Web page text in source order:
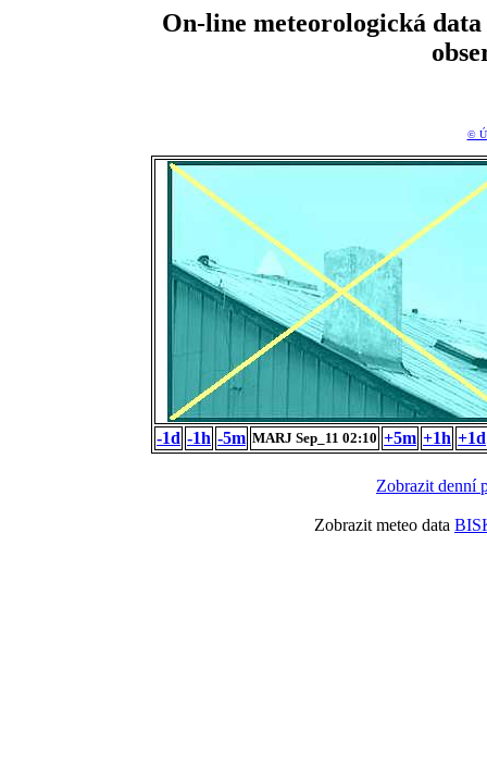
On-line meteorologická
©
-1d -1h -5m MARJ Sep_11 02:10 +5m +1h +1d
Zobrazit denní
Zobrazit meteo data